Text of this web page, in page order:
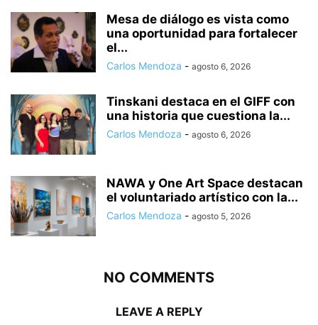
Mesa de diálogo es vista como
una oportunidad para fortalecer
el...
Carlos Mendoza - agosto 6, 2026
Tinskani destaca en el GIFF con
una historia que cuestiona la...
Carlos Mendoza - agosto 6, 2026
NAWA y One Art Space destacan
el voluntariado artístico con la...
Carlos Mendoza - agosto 5, 2026
NO COMMENTS
LEAVE A REPLY